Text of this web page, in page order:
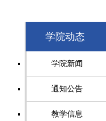
学院动态
学院新闻
通知公告
教学信息